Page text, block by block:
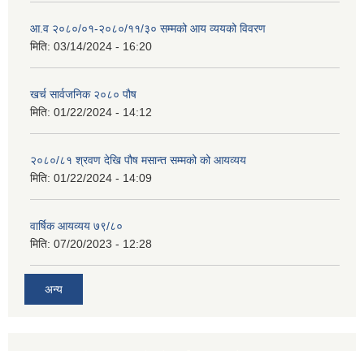
आ.व २०८०/०१-२०८०/११/३० सम्मको आय व्ययको विवरण
मिति: 03/14/2024 - 16:20
खर्च सार्वजनिक २०८० पौष
मिति: 01/22/2024 - 14:12
२०८०/८१ श्रवण देखि पौष मसान्त सम्मको को आयव्यय
मिति: 01/22/2024 - 14:09
वार्षिक आयव्यय ७९/८०
मिति: 07/20/2023 - 12:28
अन्य